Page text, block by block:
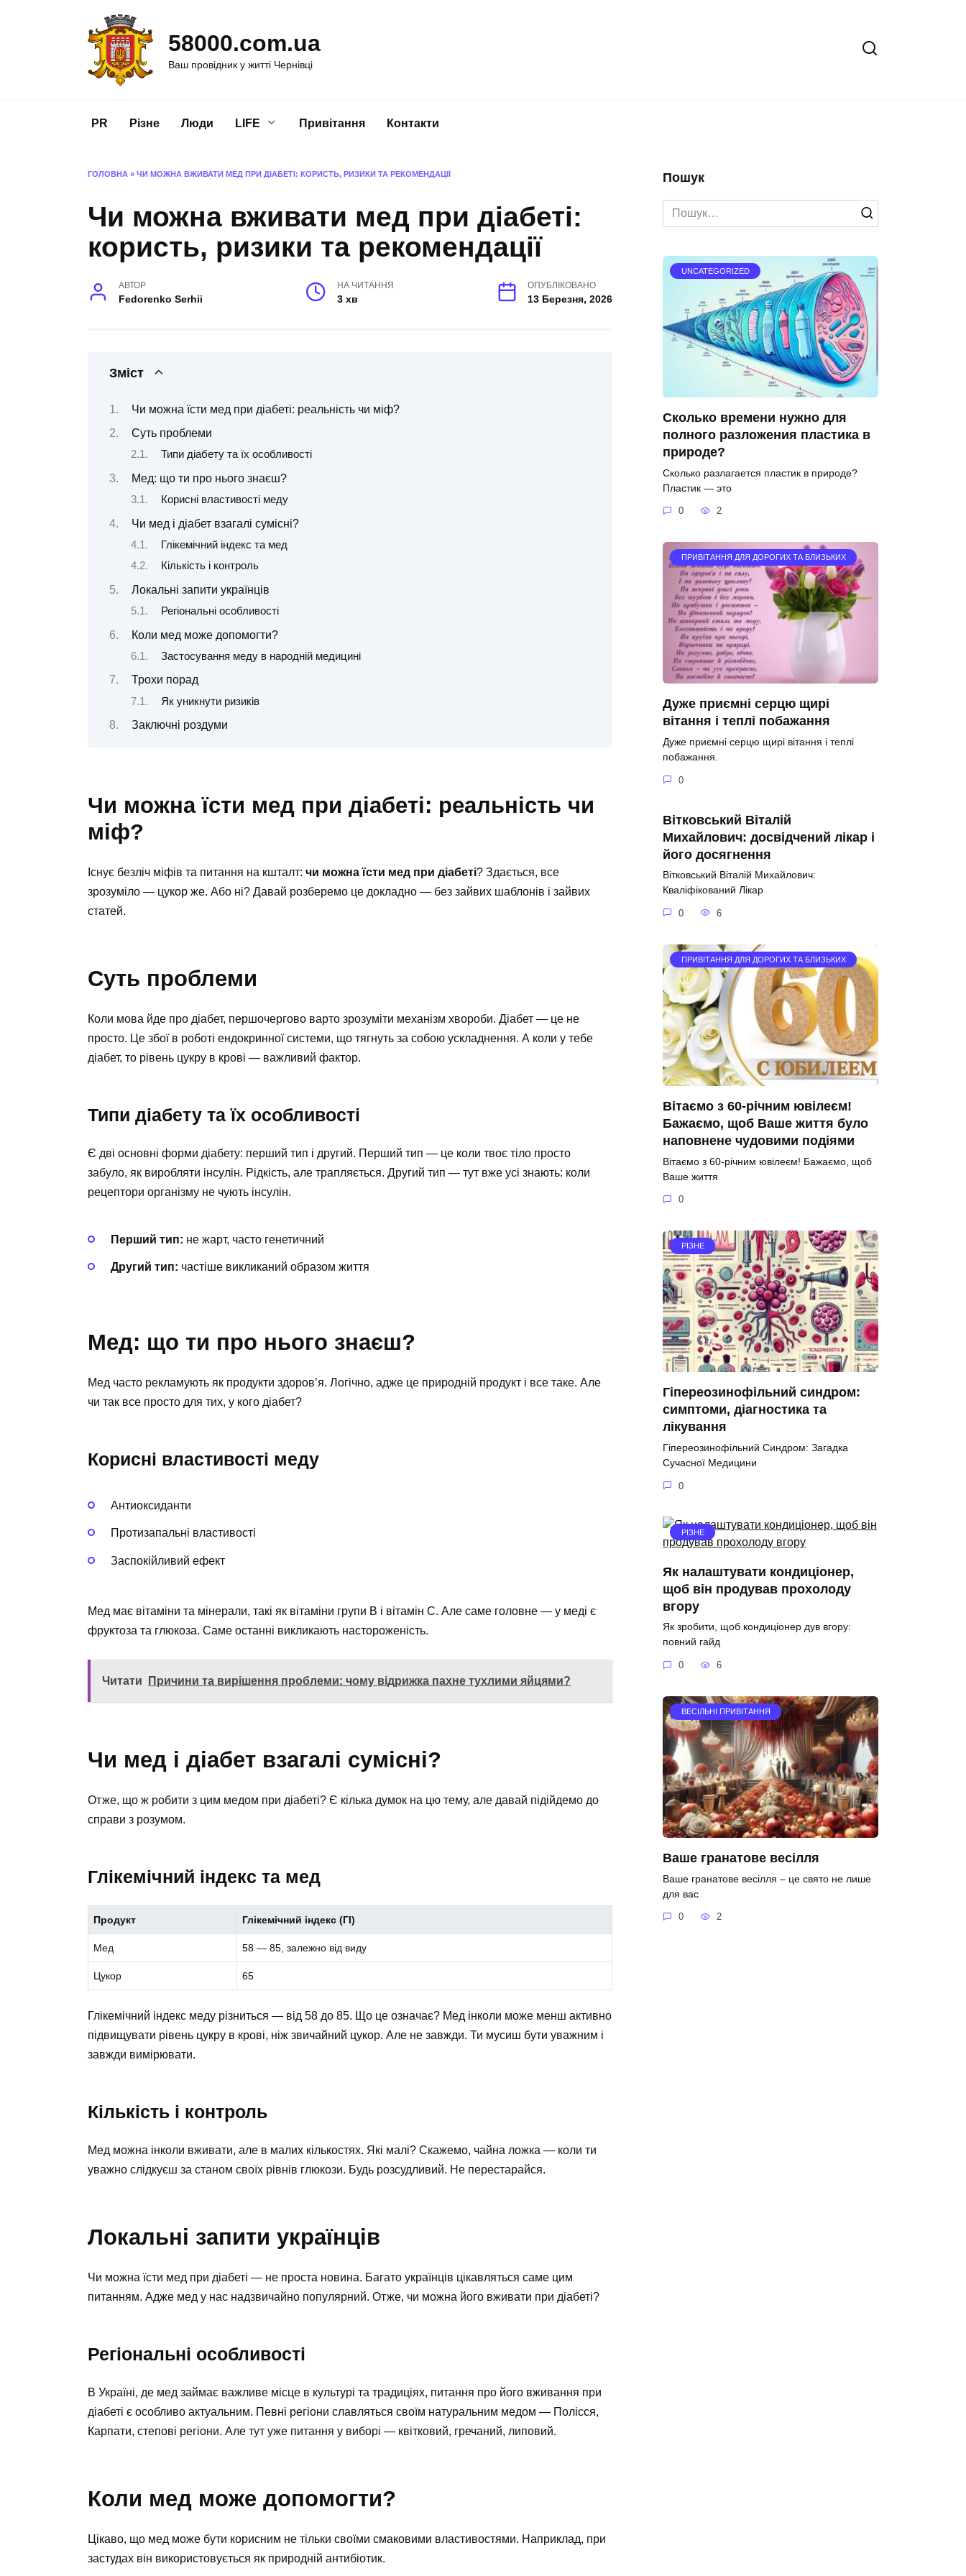
58000.com.ua
Ваш провідник у житті Чернівці
PR Різне Люди LIFE Привітання Контакти
ГОЛОВНА » ЧИ МОЖНА ВЖИВАТИ МЕД ПРИ ДІАБЕТІ: КОРИСТЬ, РИЗИКИ ТА РЕКОМЕНДАЦІЇ
Чи можна вживати мед при діабеті:
користь, ризики та рекомендації
АВТОР
Fedorenko Serhii
НА ЧИТАННЯ
3 хв
ОПУБЛІКОВАНО
13 Березня, 2026
Зміст
Чи можна їсти мед при діабеті: реальність чи міф?
Суть проблеми
Типи діабету та їх особливості
Мед: що ти про нього знаєш?
Корисні властивості меду
Чи мед і діабет взагалі сумісні?
Глікемічний індекс та мед
Кількість і контроль
Локальні запити українців
Регіональні особливості
Коли мед може допомогти?
Застосування меду в народній медицині
Трохи порад
Як уникнути ризиків
Заключні роздуми
Чи можна їсти мед при діабеті: реальність чи
міф?
Існує безліч міфів та питання на кшталт: чи можна їсти мед при діабеті? Здається, все
зрозуміло — цукор же. Або ні? Давай розберемо це докладно — без зайвих шаблонів і зайвих
статей.
Суть проблеми
Коли мова йде про діабет, першочергово варто зрозуміти механізм хвороби. Діабет — це не
просто. Це збої в роботі ендокринної системи, що тягнуть за собою ускладнення. А коли у тебе
діабет, то рівень цукру в крові — важливий фактор.
Типи діабету та їх особливості
Є дві основні форми діабету: перший тип і другий. Перший тип — це коли твоє тіло просто
забуло, як виробляти інсулін. Рідкість, але трапляється. Другий тип — тут вже усі знають: коли
рецептори організму не чують інсулін.
Перший тип: не жарт, часто генетичний
Другий тип: частіше викликаний образом життя
Мед: що ти про нього знаєш?
Мед часто рекламують як продукти здоров’я. Логічно, адже це природній продукт і все таке. Але
чи так все просто для тих, у кого діабет?
Корисні властивості меду
Антиоксиданти
Протизапальні властивості
Заспокійливий ефект
Мед має вітаміни та мінерали, такі як вітаміни групи В і вітамін С. Але саме головне — у меді є
фруктоза та глюкоза. Саме останні викликають настороженість.
Читати Причини та вирішення проблеми: чому відрижка пахне тухлими яйцями?
Чи мед і діабет взагалі сумісні?
Отже, що ж робити з цим медом при діабеті? Є кілька думок на цю тему, але давай підійдемо до
справи з розумом.
Глікемічний індекс та мед
Продукт Глікемічний індекс (ГІ)
Мед 58 — 85, залежно від виду
Цукор 65
Глікемічний індекс меду різниться — від 58 до 85. Що це означає? Мед інколи може менш активно
підвищувати рівень цукру в крові, ніж звичайний цукор. Але не завжди. Ти мусиш бути уважним і
завжди вимірювати.
Кількість і контроль
Мед можна інколи вживати, але в малих кількостях. Які малі? Скажемо, чайна ложка — коли ти
уважно слідкуєш за станом своїх рівнів глюкози. Будь розсудливий. Не перестарайся.
Локальні запити українців
Чи можна їсти мед при діабеті — не проста новина. Багато українців цікавляться саме цим
питанням. Адже мед у нас надзвичайно популярний. Отже, чи можна його вживати при діабеті?
Регіональні особливості
В Україні, де мед займає важливе місце в культурі та традиціях, питання про його вживання при
діабеті є особливо актуальним. Певні регіони славляться своїм натуральним медом — Полісся,
Карпати, степові регіони. Але тут уже питання у виборі — квітковий, гречаний, липовий.
Коли мед може допомогти?
Цікаво, що мед може бути корисним не тільки своїми смаковими властивостями. Наприклад, при
застудах він використовується як природній антибіотик.
Пошук
Search
for:
UNCATEGORIZED
Сколько времени нужно для
полного разложения пластика в
природе?
Сколько разлагается пластик в природе?
Пластик — это
0 2
ПРИВІТАННЯ ДЛЯ ДОРОГИХ ТА БЛИЗЬКИХ
Дуже приємні серцю щирі
вітання і теплі побажання
Дуже приємні серцю щирі вітання і теплі
побажання.
0
Вітковський Віталій
Михайлович: досвідчений лікар і
його досягнення
Вітковський Віталій Михайлович:
Кваліфікований Лікар
0 6
ПРИВІТАННЯ ДЛЯ ДОРОГИХ ТА БЛИЗЬКИХ
Вітаємо з 60-річним ювілеєм!
Бажаємо, щоб Ваше життя було
наповнене чудовими подіями
Вітаємо з 60-річним ювілеєм! Бажаємо, щоб
Ваше життя
0
РІЗНЕ
Гіпереозинофільний синдром:
симптоми, діагностика та
лікування
Гіпереозинофільний Синдром: Загадка
Сучасної Медицини
0
РІЗНЕ
Як налаштувати кондиціонер,
щоб він продував прохолоду
вгору
Як зробити, щоб кондиціонер дув вгору:
повний гайд
0 6
ВЕСІЛЬНІ ПРИВІТАННЯ
Ваше гранатове весілля
Ваше гранатове весілля – це свято не лише
для вас
0 2